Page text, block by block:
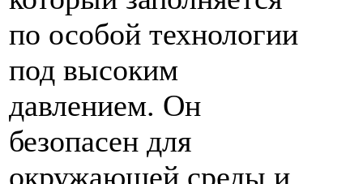
по особой технологии
под высоким
давлением. Он
безопасен для
окружающей среды и